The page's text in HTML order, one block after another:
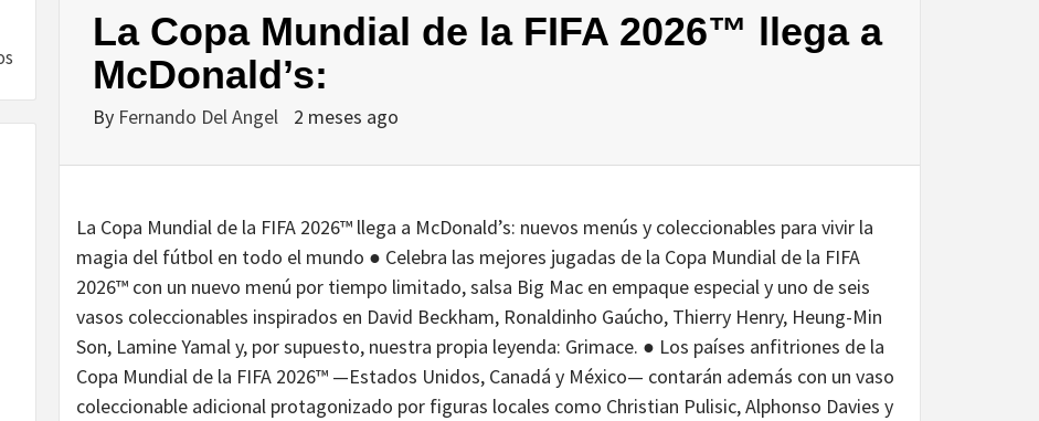
La Copa Mundial de la FIFA 2026™ llega a
McDonald’s:
By Fernando Del Angel 2 meses ago
La Copa Mundial de la FIFA 2026™ llega a McDonald’s: nuevos menús y coleccionables para vivir la
magia del fútbol en todo el mundo ● Celebra las mejores jugadas de la Copa Mundial de la FIFA
2026™ con un nuevo menú por tiempo limitado, salsa Big Mac en empaque especial y uno de seis
vasos coleccionables inspirados en David Beckham, Ronaldinho Gaúcho, Thierry Henry, Heung-Min
Son, Lamine Yamal y, por supuesto, nuestra propia leyenda: Grimace. ● Los países anfitriones de la
Copa Mundial de la FIFA 2026™ —Estados Unidos, Canadá y México— contarán además con un vaso
coleccionable adicional protagonizado por figuras locales como Christian Pulisic, Alphonso Davies y